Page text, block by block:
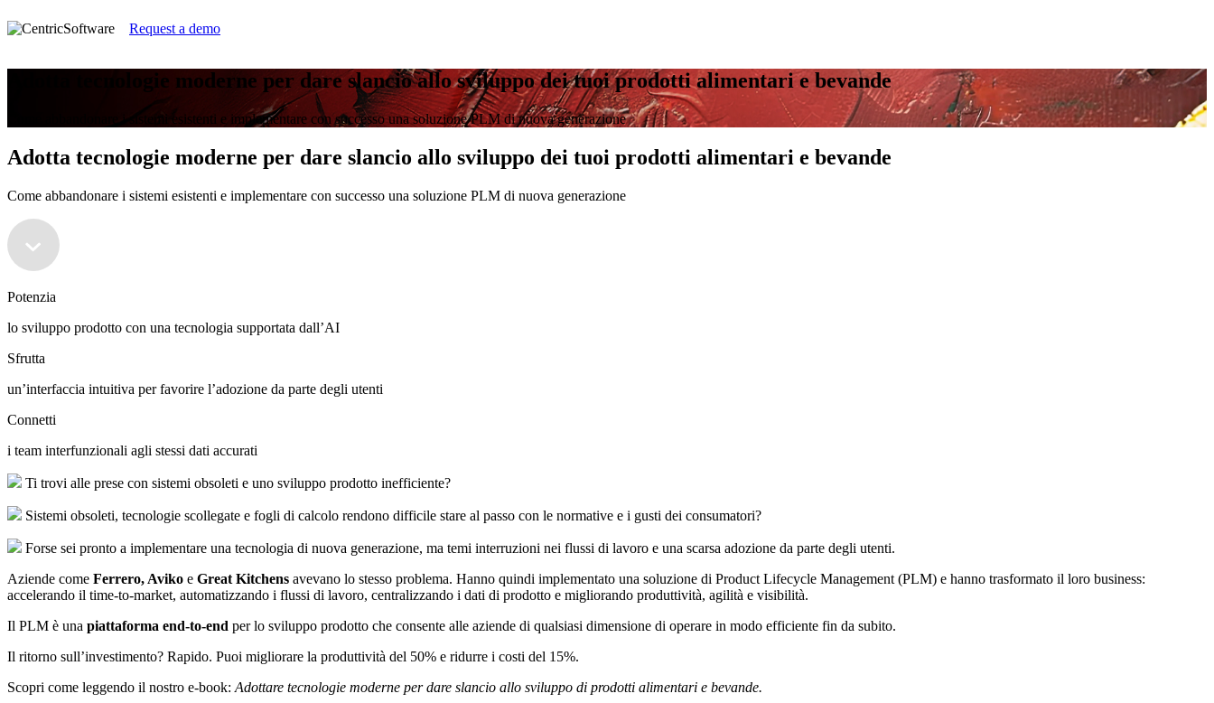
Request a demo
Adotta tecnologie moderne per dare slancio allo sviluppo dei tuoi prodotti alimentari e bevande
Come abbandonare i sistemi esistenti e implementare con successo una soluzione PLM di nuova generazione
Adotta tecnologie moderne per dare slancio allo sviluppo dei tuoi prodotti alimentari e bevande
Come abbandonare i sistemi esistenti e implementare con successo una soluzione PLM di nuova generazione
Potenzia
lo sviluppo prodotto con una tecnologia supportata dall’AI
Sfrutta
un’interfaccia intuitiva per favorire l’adozione da parte degli utenti
Connetti
i team interfunzionali agli stessi dati accurati
Ti trovi alle prese con sistemi obsoleti e uno sviluppo prodotto inefficiente?
Sistemi obsoleti, tecnologie scollegate e fogli di calcolo rendono difficile stare al passo con le normative e i gusti dei consumatori?
Forse sei pronto a implementare una tecnologia di nuova generazione, ma temi interruzioni nei flussi di lavoro e una scarsa adozione da parte degli utenti.
Aziende come Ferrero, Aviko e Great Kitchens avevano lo stesso problema. Hanno quindi implementato una soluzione di Product Lifecycle Management (PLM) e hanno trasformato il loro business:
accelerando il time-to-market, automatizzando i flussi di lavoro, centralizzando i dati di prodotto e migliorando produttività, agilità e visibilità.
Il PLM è una piattaforma end-to-end per lo sviluppo prodotto che consente alle aziende di qualsiasi dimensione di operare in modo efficiente fin da subito.
Il ritorno sull’investimento? Rapido. Puoi migliorare la produttività del 50% e ridurre i costi del 15%.
Scopri come leggendo il nostro e-book: Adottare tecnologie moderne per dare slancio allo sviluppo di prodotti alimentari e bevande.